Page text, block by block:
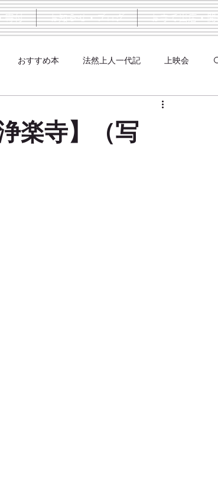
寄付 お知らせ・ブログ お寺で出店・開
おすすめ本 法然上人一代記 上映会
楽寺】（写